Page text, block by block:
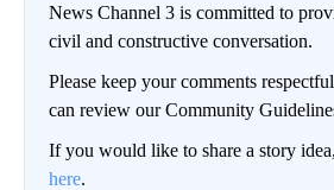
News Channel 3 is committed to
civil and constructive conversation.
Please keep your comments
can review our Community
If you would like to share a story
here.